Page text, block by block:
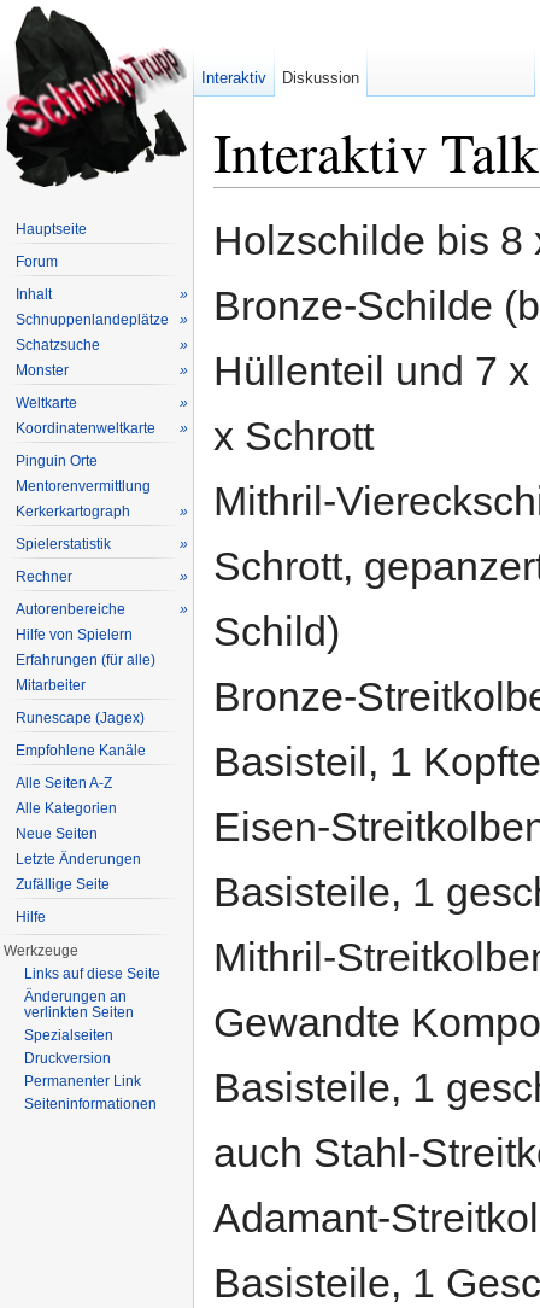
Interaktiv
Holzschilde bis 8
Bronze-Schilde
Hüllenteil und 7
x Schrott
Mithril-
Schrott,
Schild)
Bronze-
Basisteil, 1
Eisen-
Basisteile, 1
Mithril-
Gewandte
Basisteile, 1
auch Stahl-
Adamant-
Basisteile, 1
Interaktiv Diskussion
Hauptseite
Forum
Inhalt
»
Schnuppenlandeplätze
»
Schatzsuche
»
Monster
»
Weltkarte
»
Koordinatenweltkarte
»
Pinguin Orte
Mentorenvermittlung
Kerkerkartograph
»
Spielerstatistik
»
Rechner
»
Autorenbereiche
»
Hilfe von Spielern
Erfahrungen (für alle)
Mitarbeiter
Runescape (Jagex)
Empfohlene Kanäle
Alle Seiten A-Z
Alle Kategorien
Neue Seiten
Letzte Änderungen
Zufällige Seite
Hilfe
Werkzeuge
Links auf diese Seite
Änderungen an
verlinkten Seiten
Spezialseiten
Druckversion
Permanenter Link
Seiteninformationen